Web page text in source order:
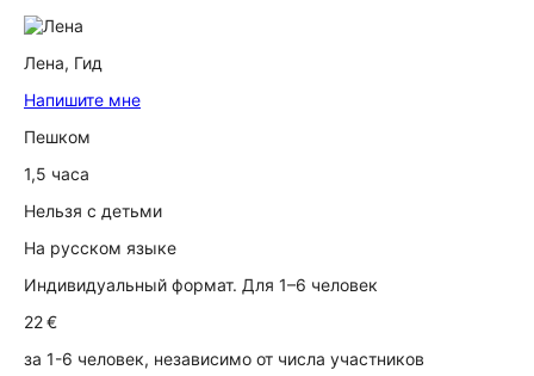
Лена, Гид
Напишите мне
Пешком
1,5 часа
Нельзя с детьми
На русском языке
Индивидуальный формат. Для 1–6 человек
22 €
за 1-6 человек, независимо от числа участников